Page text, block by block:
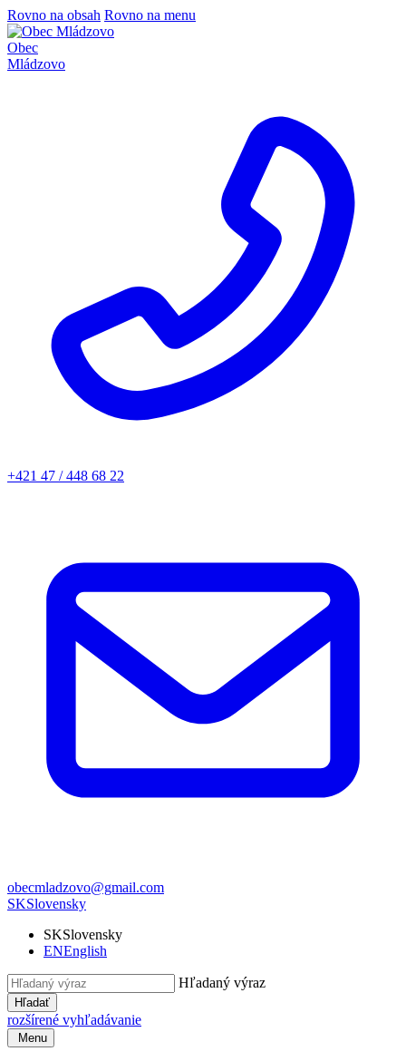
Rovno na obsah Rovno na menu
Obec
Mládzovo
+421 47 / 448 68 22
obecmladzovo@gmail.com
SKSlovensky
SKSlovensky
ENEnglish
Hľadaný výraz
Hľadať
rozšírené vyhľadávanie
Menu